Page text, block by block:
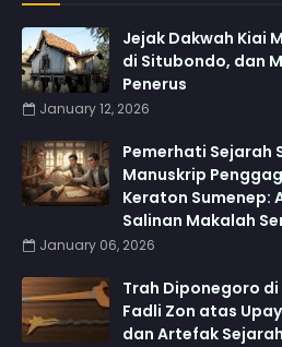
Jejak Dakwah Kiai
di Situbondo, dan
Penerus
January 12, 2026
Pemerhati Sejarah
Manuskrip
Keraton Sumenep:
Salinan Makalah
January 06, 2026
Trah Diponegoro di
Fadli Zon atas
dan Artefak